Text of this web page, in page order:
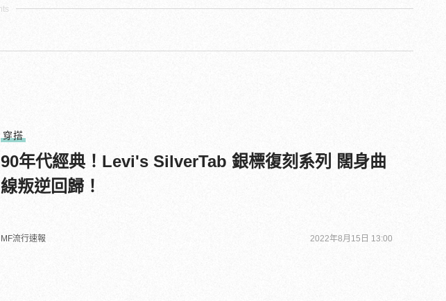
穿搭
90年代經典！Levi's SilverTab 銀標復刻系列 闊身曲
線叛逆回歸！
MF流行速報 2022年8月15日 13:00